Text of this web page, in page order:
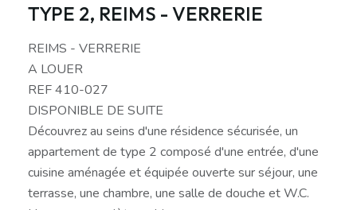
TYPE 2, REIMS - VERRERIE
REIMS - VERRERIE
A LOUER
REF 410-027
DISPONIBLE DE SUITE
Découvrez au seins d'une résidence sécurisée, un
appartement de type 2 composé d'une entrée, d'une
cuisine aménagée et équipée ouverte sur séjour, une
terrasse, une chambre, une salle de douche et W.C.